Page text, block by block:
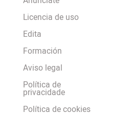
Licencia de uso
Edita
Formación
Aviso legal
Política de
privacidade
Política de cookies